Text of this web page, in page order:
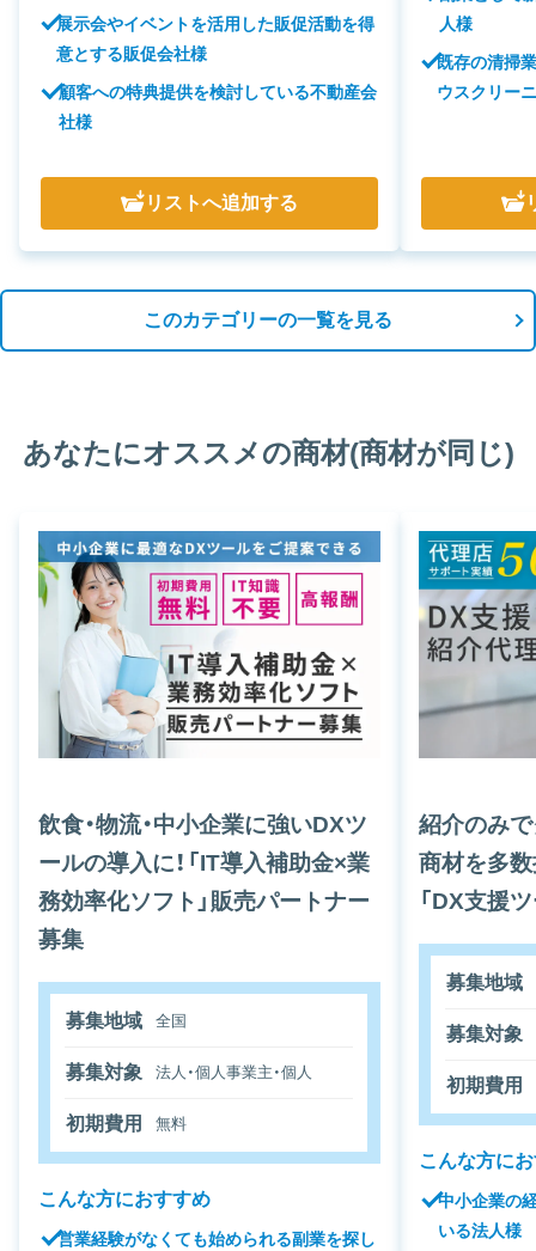
展示会やイベントを活用した販促活動を得
意とする販促会社様
顧客への特典提供を検討している不動産会
社様
リストへ追加する
人様
既存の清掃
ウスクリー
このカテゴリーの一覧を見る
あなたにオススメの商材(商材が同じ)
飲食・物流・中小企業に強いDXツ
ールの導入に！「IT導入補助金×業
務効率化ソフト」販売パートナー
募集
募集地域 全国
募集対象 法人・個人事業主・個人
初期費用 無料
こんな方におすすめ
営業経験がなくても始められる副業を探し
紹介のみで
商材を多数
「DX支援
募集地域
募集対象
初期費用
こんな方に
中小企業の
いる法人様